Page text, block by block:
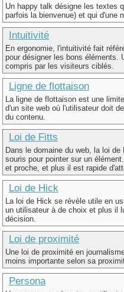
Un happy talk désigne les textes
parfois la bienvenue) et qui d'une
Intuitivité
En ergonomie, l'intuitivité fait
pour désigner les bons éléments.
compris par les visiteurs ciblés.
Ligne de flottaison
La ligne de flottaison est une
d'un site web où l'utilisateur doit
du contenu.
Loi de Fitts
Dans le domaine du web, la loi
souris pour pointer sur un
et proche, et plus il est rapide
Loi de Hick
La loi de Hick se révèle utile en
un utilisateur à de choix et plus il
décision.
Loi de proximité
Une loi de proximité en
moins importante selon sa
Persona